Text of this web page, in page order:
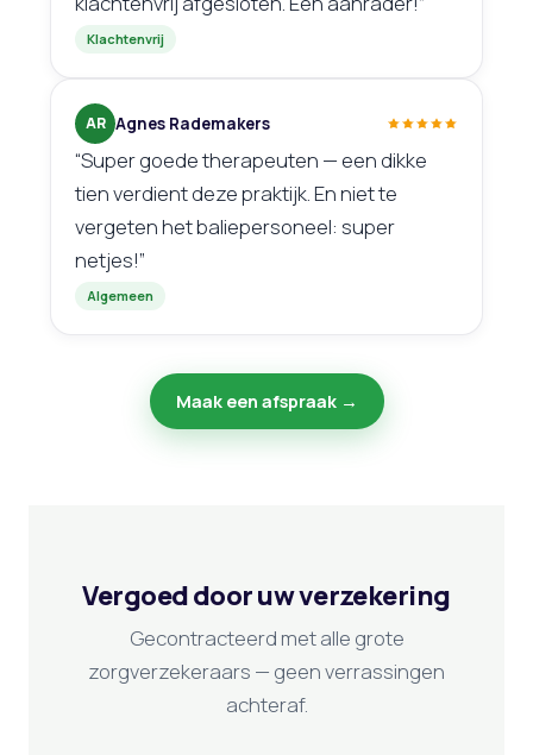
Klachtenvrij
AR Agnes Rademakers
“Super goede therapeuten — een dikke
tien verdient deze praktijk. En niet te
vergeten het baliepersoneel: super
netjes!”
Algemeen
Maak een afspraak →
Vergoed door uw verzekering
Gecontracteerd met alle grote
zorgverzekeraars — geen verrassingen
achteraf.